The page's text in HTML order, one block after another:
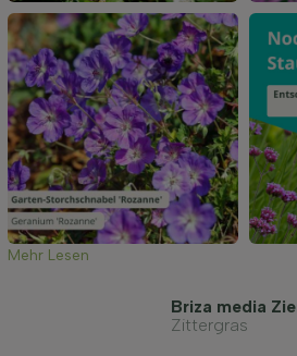
Mehr Lesen
Briza media
Zittergras